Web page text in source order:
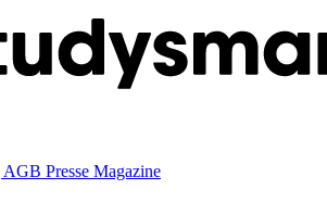
AGB Presse Magazine